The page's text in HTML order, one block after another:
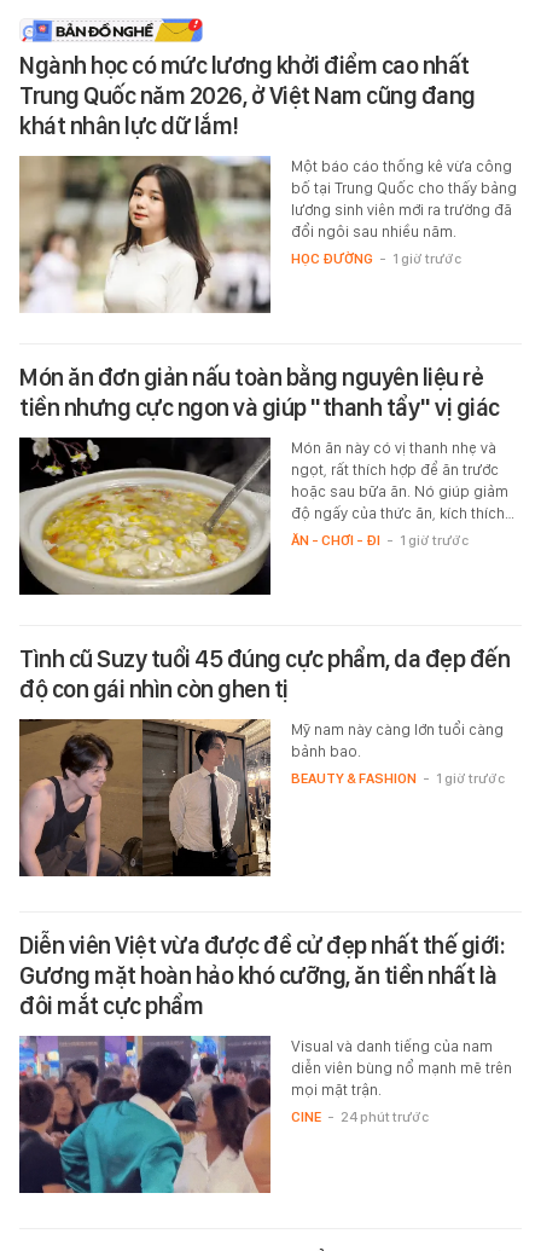
Ngành học có mức lương khởi điểm cao nhất
Trung Quốc năm 2026, ở Việt Nam cũng đang
khát nhân lực dữ lắm!
Một báo cáo thống kê vừa công
bố tại Trung Quốc cho thấy bảng
lương sinh viên mới ra trường đã
đổi ngôi sau nhiều năm.
HỌC ĐƯỜNG - 1 giờ trước
Món ăn đơn giản nấu toàn bằng nguyên liệu rẻ
tiền nhưng cực ngon và giúp "thanh tẩy" vị giác
Món ăn này có vị thanh nhẹ và
ngọt, rất thích hợp để ăn trước
hoặc sau bữa ăn. Nó giúp giảm
độ ngấy của thức ăn, kích thích…
ĂN - CHƠI - ĐI - 1 giờ trước
Tình cũ Suzy tuổi 45 đúng cực phẩm, da đẹp đến
độ con gái nhìn còn ghen tị
Mỹ nam này càng lớn tuổi càng
bảnh bao.
BEAUTY & FASHION - 1 giờ trước
Diễn viên Việt vừa được đề cử đẹp nhất thế giới:
Gương mặt hoàn hảo khó cưỡng, ăn tiền nhất là
đôi mắt cực phẩm
Visual và danh tiếng của nam
diễn viên bùng nổ mạnh mẽ trên
mọi mặt trận.
CINE - 24 phút trước